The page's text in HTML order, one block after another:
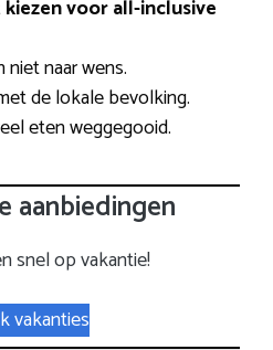
voor all-inclusive
naar wens.
de lokale bevolking.
eten weggegooid.
aanbiedingen
snel op vakantie!
vakanties